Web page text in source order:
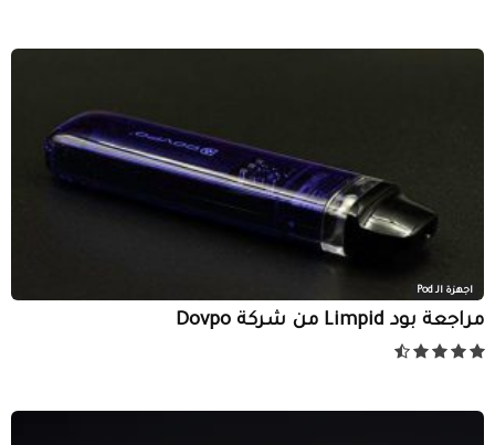
اجهزة الـ Pod
مراجعة بود Limpid من شركة Dovpo